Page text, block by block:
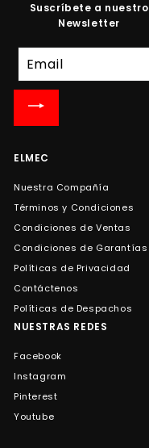
Suscríbete a nuestro
Newsletter
nuestra
lista
ELMEC
Nuestra Compañía
Términos y Condiciones
Condiciones de Ventas
Condiciones de Garantías
Políticas de Privacidad
Contáctenos
Políticas de Despachos
NUESTRAS REDES
Facebook
Instagram
Pinterest
Youtube